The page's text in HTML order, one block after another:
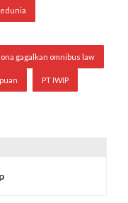
gagalkan omnibus law
PT IWIP